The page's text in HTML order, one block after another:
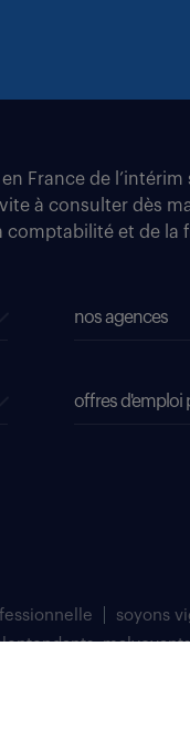
France de
à consulter dès
comptabilité et de la
nos agences
offres d'emploi
soyons
malvoyants